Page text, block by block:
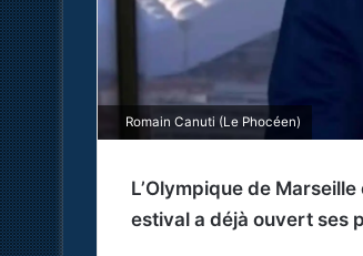
Romain Canuti (Le Phocéen)
L’Olympique de
estival a déjà ouvert ses